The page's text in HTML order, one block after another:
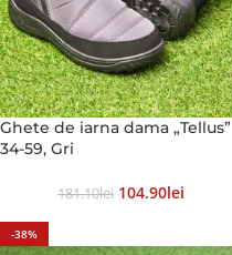
Ghete de iarna dama „Tellus”
34-59, Gri
181.10Lei 104.90Lei
-38%